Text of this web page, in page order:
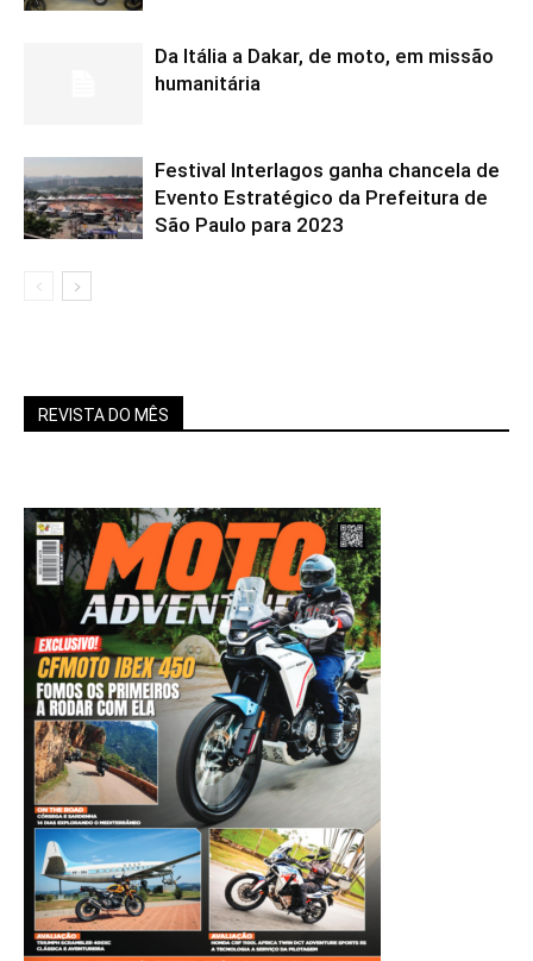
Da Itália a Dakar, de moto, em missão
humanitária
Festival Interlagos ganha chancela de
Evento Estratégico da Prefeitura de
São Paulo para 2023
REVISTA DO MÊS